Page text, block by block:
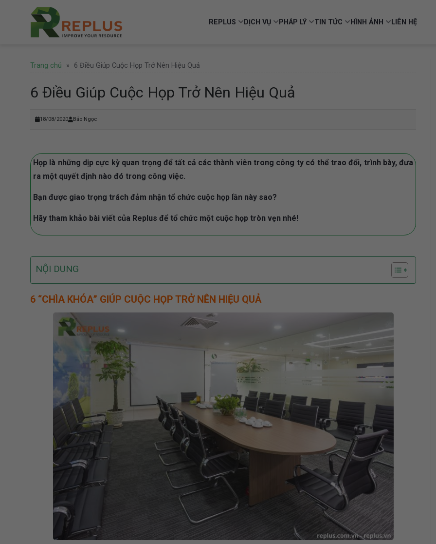
REPLUS DỊCH VỤ PHÁP LÝ TIN TỨC HÌNH ẢNH LIÊN HỆ
Trang chủ » 6 Điều Giúp Cuộc Họp Trở Nên Hiệu Quả
6 Điều Giúp Cuộc Họp Trở Nên Hiệu Quả
18/08/2020 Bảo Ngọc
Họp là những dịp cực kỳ quan trọng để tất cả các thành viên trong công ty có thể trao đổi, trình bày, đưa
ra một quyết định nào đó trong công việc.
Bạn được giao trọng trách đảm nhận tổ chức cuộc họp lần này sao?
Hãy tham khảo bài viết của Replus để tổ chức một cuộc họp tròn vẹn nhé!
NỘI DUNG
6 “CHÌA KHÓA” GIÚP CUỘC HỌP TRỞ NÊN HIỆU QUẢ